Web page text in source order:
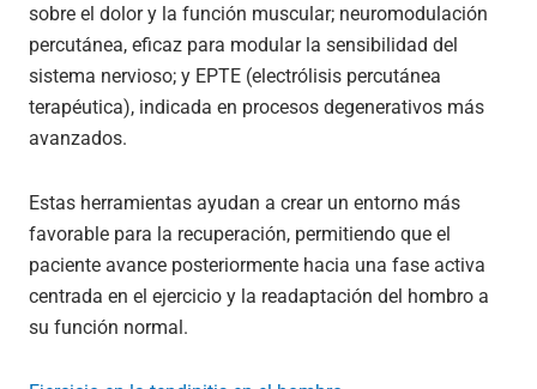
sobre el dolor y la función muscular; neuromodulación
percutánea, eficaz para modular la sensibilidad del
sistema nervioso; y EPTE (electrólisis percutánea
terapéutica), indicada en procesos degenerativos más
avanzados.
Estas herramientas ayudan a crear un entorno más
favorable para la recuperación, permitiendo que el
paciente avance posteriormente hacia una fase activa
centrada en el ejercicio y la readaptación del hombro a
su función normal.